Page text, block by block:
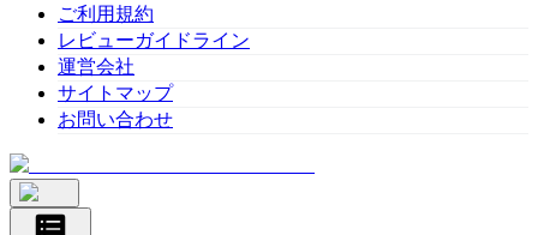
ご利用規約
レビューガイドライン
運営会社
サイトマップ
お問い合わせ